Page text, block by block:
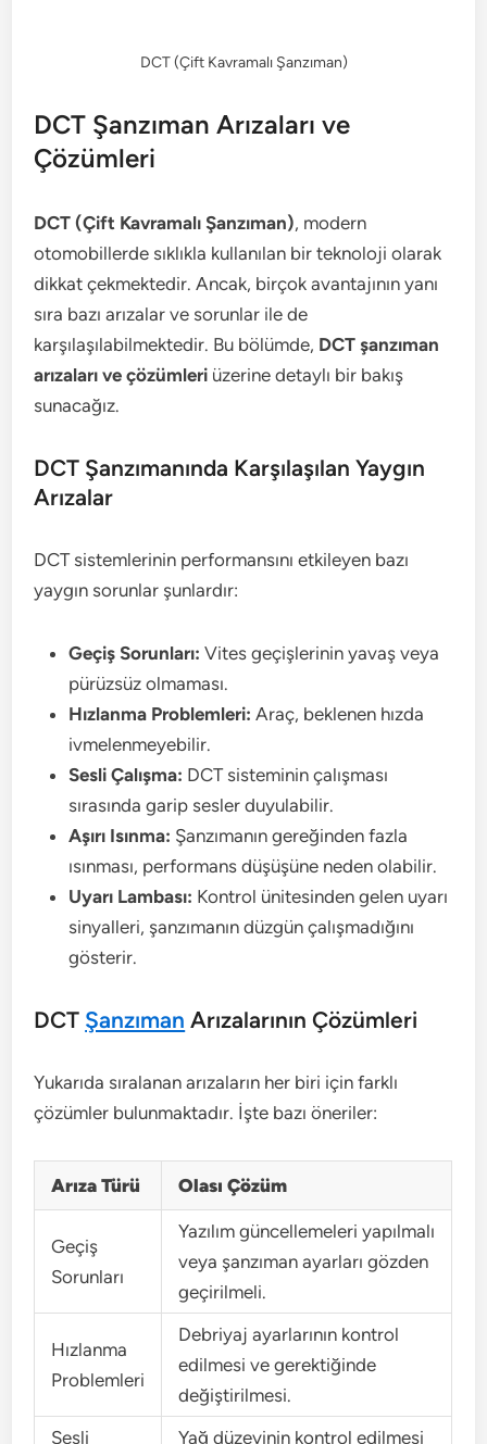
DCT (Çift Kavramalı Şanzıman)
DCT Şanzıman Arızaları ve
Çözümleri
DCT (Çift Kavramalı Şanzıman), modern
otomobillerde sıklıkla kullanılan bir teknoloji olarak
dikkat çekmektedir. Ancak, birçok avantajının yanı
sıra bazı arızalar ve sorunlar ile de
karşılaşılabilmektedir. Bu bölümde, DCT şanzıman
arızaları ve çözümleri üzerine detaylı bir bakış
sunacağız.
DCT Şanzımanında Karşılaşılan Yaygın
Arızalar
DCT sistemlerinin performansını etkileyen bazı
yaygın sorunlar şunlardır:
Geçiş Sorunları: Vites geçişlerinin yavaş veya
pürüzsüz olmaması.
Hızlanma Problemleri: Araç, beklenen hızda
ivmelenmeyebilir.
Sesli Çalışma: DCT sisteminin çalışması
sırasında garip sesler duyulabilir.
Aşırı Isınma: Şanzımanın gereğinden fazla
ısınması, performans düşüşüne neden olabilir.
Uyarı Lambası: Kontrol ünitesinden gelen uyarı
sinyalleri, şanzımanın düzgün çalışmadığını
gösterir.
DCT Şanzıman Arızalarının Çözümleri
Yukarıda sıralanan arızaların her biri için farklı
çözümler bulunmaktadır. İşte bazı öneriler:
Arıza Türü Olası Çözüm
Geçiş
Sorunları
Yazılım güncellemeleri yapılmalı
veya şanzıman ayarları gözden
geçirilmeli.
Hızlanma
Problemleri
Debriyaj ayarlarının kontrol
edilmesi ve gerektiğinde
değiştirilmesi.
Sesli
Yağ düzeyinin kontrol edilmesi